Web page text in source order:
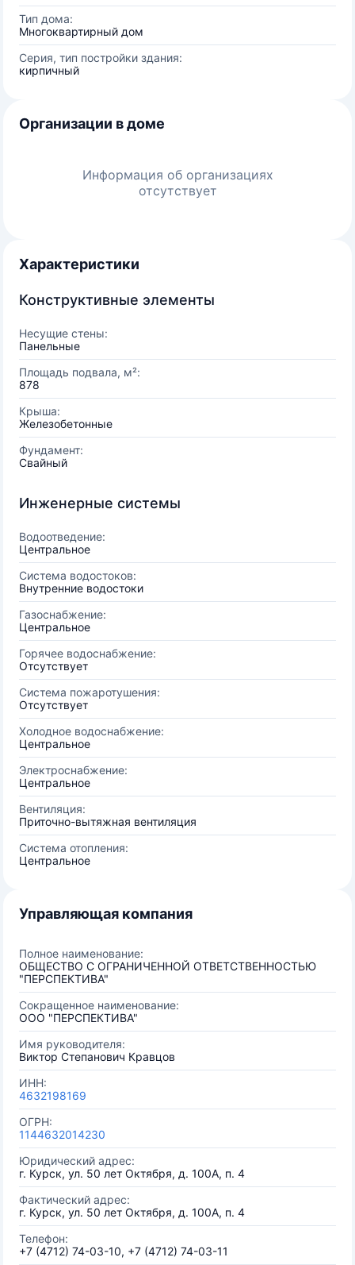
Тип дома:
Многоквартирный дом
Серия, тип постройки здания:
кирпичный
Организации в доме
Информация об организациях
отсутствует
Характеристики
Конструктивные элементы
Несущие стены:
Панельные
Площадь подвала, м²:
878
Крыша:
Железобетонные
Фундамент:
Свайный
Инженерные системы
Водоотведение:
Центральное
Система водостоков:
Внутренние водостоки
Газоснабжение:
Центральное
Горячее водоснабжение:
Отсутствует
Система пожаротушения:
Отсутствует
Холодное водоснабжение:
Центральное
Электроснабжение:
Центральное
Вентиляция:
Приточно-вытяжная вентиляция
Система отопления:
Центральное
Управляющая компания
Полное наименование:
ОБЩЕСТВО С ОГРАНИЧЕННОЙ ОТВЕТСТВЕННОСТЬЮ
"ПЕРСПЕКТИВА"
Сокращенное наименование:
ООО "ПЕРСПЕКТИВА"
Имя руководителя:
Виктор Степанович Кравцов
ИНН:
4632198169
ОГРН:
1144632014230
Юридический адрес:
г. Курск, ул. 50 лет Октября, д. 100А, п. 4
Фактический адрес:
г. Курск, ул. 50 лет Октября, д. 100А, п. 4
Телефон:
+7 (4712) 74-03-10, +7 (4712) 74-03-11